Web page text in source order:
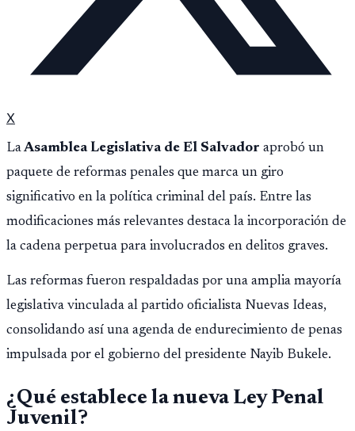
X
LaAsamblea Legislativa de El Salvador aprobó un
paquete de reformas penales que marca un giro
significativo en la política criminal del país. Entre las
modificaciones más relevantes destaca la incorporación de
la cadena perpetua para involucrados en delitos graves.
Las reformas fueron respaldadas por una amplia mayoría
legislativa vinculada al partido oficialista Nuevas Ideas,
consolidando así una agenda de endurecimiento de penas
impulsada por el gobierno del presidente Nayib Bukele.
¿Qué establece la nueva Ley Penal
Juvenil?